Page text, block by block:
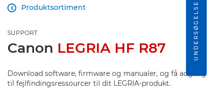
Produktsortiment

SUPPORT
Canon LEGRIA HF R87
Download software, firmware og manualer, og få adgang
til fejlfindingsressourcer til dit LEGRIA-produkt.
UNDERSØGELSE